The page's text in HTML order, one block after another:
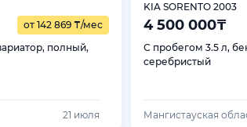
от 142 869 ₸/мес
полный,
21 июля
KIA SORENTO 2003
4 500 000₸
С пробегом 3.5 л,
серебристый
Мангистауская